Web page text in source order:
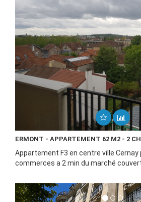
ERMONT - APPARTEMENT 62 M2 - 2
Appartement F3 en centre ville
commerces a 2 min du marché couvert.